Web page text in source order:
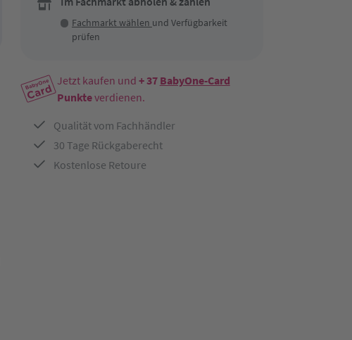
Fachmarkt wählen und Verfügbarkeit
prüfen
Jetzt kaufen und + 37 BabyOne-Card
Punkteverdienen.
Qualität vom Fachhändler
30 Tage Rückgaberecht
Kostenlose Retoure